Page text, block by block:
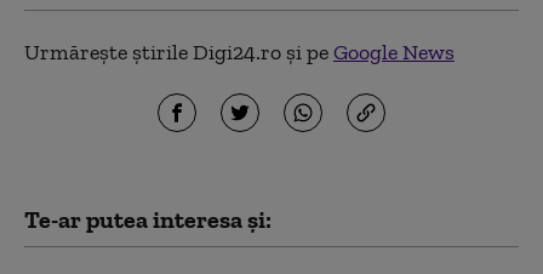
Urmărește știrile Digi24.ro și peGoogle News
Te-ar putea interesa și: